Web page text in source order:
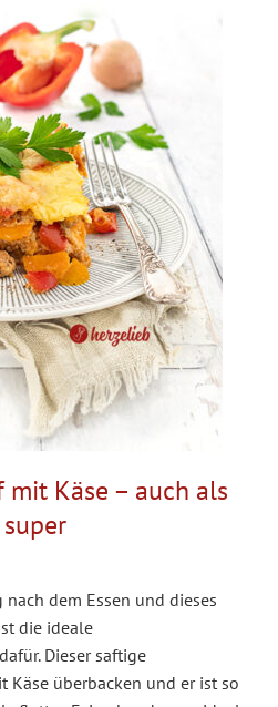
Käse – auch als
dem Essen und dieses
die ideale
Dieser saftige
Käse überbacken und er ist so